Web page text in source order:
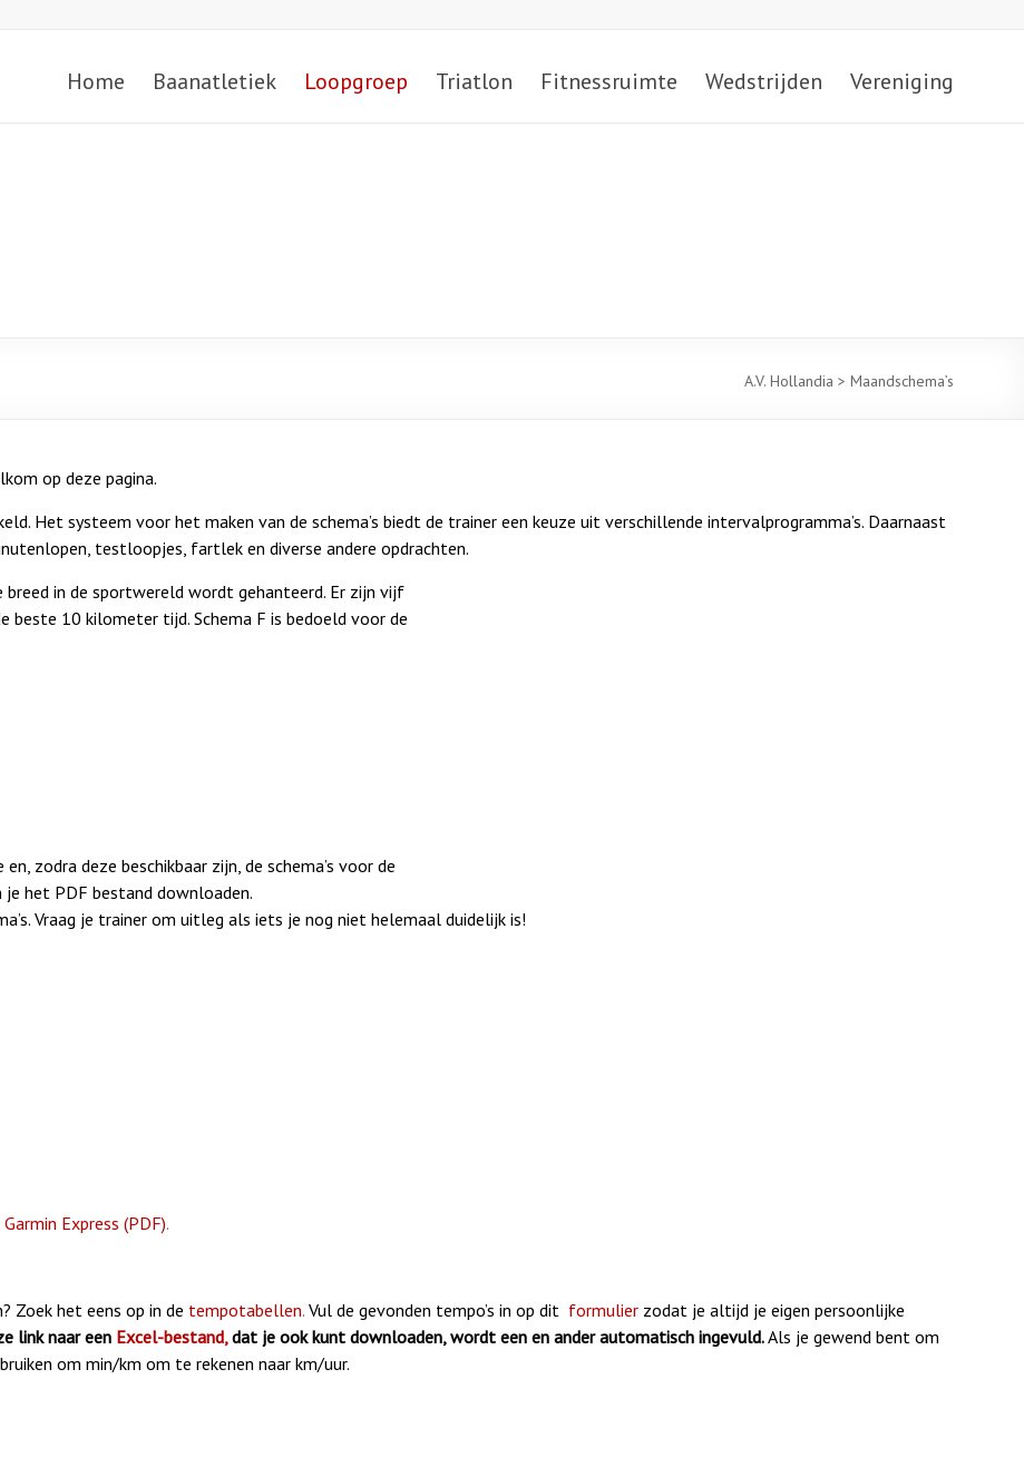
Home Baanatletiek Loopgroep Triatlon Fitnessruimte Wedstrijden Vereniging
A.V. Hollandia > Maandschema’s
op deze pagina.
Het systeem voor het maken van de schema’s biedt de trainer een keuze uit verschillende intervalprogramma’s. Daarnaast
testloopjes, fartlek en diverse andere opdrachten.
in de sportwereld wordt gehanteerd. Er zijn vijf
beste 10 kilometer tijd. Schema F is bedoeld voor de
zodra deze beschikbaar zijn, de schema’s voor de
het PDF bestand downloaden.
Vraag je trainer om uitleg als iets je nog niet helemaal duidelijk is!
Express (PDF).
Zoek het eens op in de tempotabellen. Vul de gevonden tempo’s in op dit formulier zodat je altijd je eigen persoonlijke
link naar een Excel-bestand,dat je ook kunt downloaden, wordt een en ander automatisch ingevuld.Als je gewend bent om
om min/km om te rekenen naar km/uur.